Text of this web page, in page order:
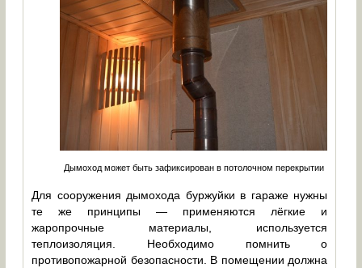
Дымоход может быть зафиксирован в потолочном перекрытии
Для сооружения дымохода буржуйки в гараже нужны
те же принципы — применяются лёгкие и
жаропрочные материалы, используется
теплоизоляция. Необходимо помнить о
противопожарной безопасности. В помещении должна